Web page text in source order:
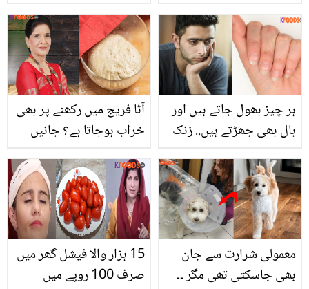
جو سردیوں میں آپ کو ہر
بیماری سے بچائے
تروتازہ بنانے تک ۔۔ انگور کے
جوس کے 6 حیران کن
فوائد
آٹا فریج میں رکھنے پر بھی
خراب ہوجاتا ہے؟ جانیں
کو خراب اور کالا ہونے سے
بچانے کیلیئے کیا بتاتی
تھیں
ہر چیز بھول جاتے ہیں اور
بال بھی جھڑتے ہیں.. زنک
نقصان ہوتا ہے؟ جانیں اس
کو پورا کرنے کے طریقے
15 ہزار والا فیشل گھر میں
صرف 100 روپے میں
معمولی شرارت سے جان
بھی جاسکتی تھی مگر ۔۔